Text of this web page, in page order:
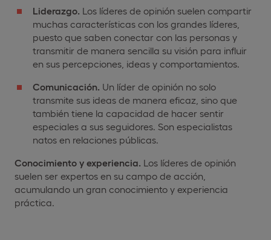
Liderazgo. Los líderes de opinión suelen compartir
muchas características con los grandes líderes,
puesto que saben conectar con las personas y
transmitir de manera sencilla su visión para influir
en sus percepciones, ideas y comportamientos.
Comunicación. Un líder de opinión no solo
transmite sus ideas de manera eficaz, sino que
también tiene la capacidad de hacer sentir
especiales a sus seguidores. Son especialistas
natos en relaciones públicas.
Conocimiento y experiencia. Los líderes de opinión
suelen ser expertos en su campo de acción,
acumulando un gran conocimiento y experiencia
práctica.